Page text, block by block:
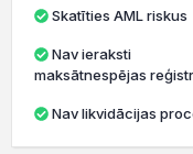
Skatīties AML riskus
maksātnespējas
Nav likvidācijas